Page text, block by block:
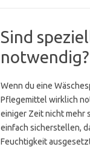
Sind
notwendig?
Wenn du eine
Pflegemittel wirklich
einiger Zeit nicht mehr
einfach sicherstellen,
Feuchtigkeit